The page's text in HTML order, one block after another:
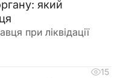
який
при ліквідації
15